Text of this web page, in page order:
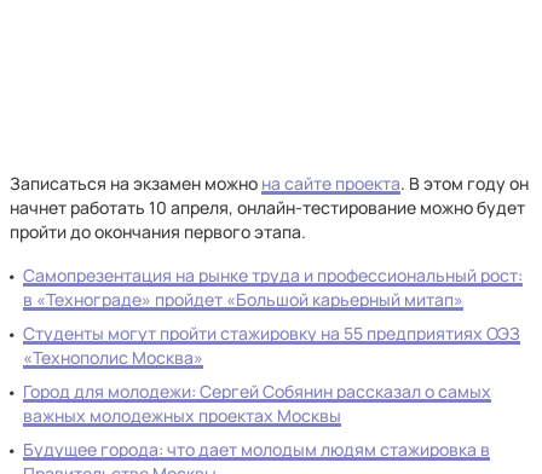
Записаться на экзамен можно на сайте проекта. В этом году он
начнет работать 10 апреля, онлайн-тестирование можно будет
пройти до окончания первого этапа.
Самопрезентация на рынке труда и профессиональный рост:
в «Технограде» пройдет «Большой карьерный митап»
Студенты могут пройти стажировку на 55 предприятиях ОЭЗ
«Технополис Москва»
Город для молодежи: Сергей Собянин рассказал о самых
важных молодежных проектах Москвы
Будущее города: что дает молодым людям стажировка в